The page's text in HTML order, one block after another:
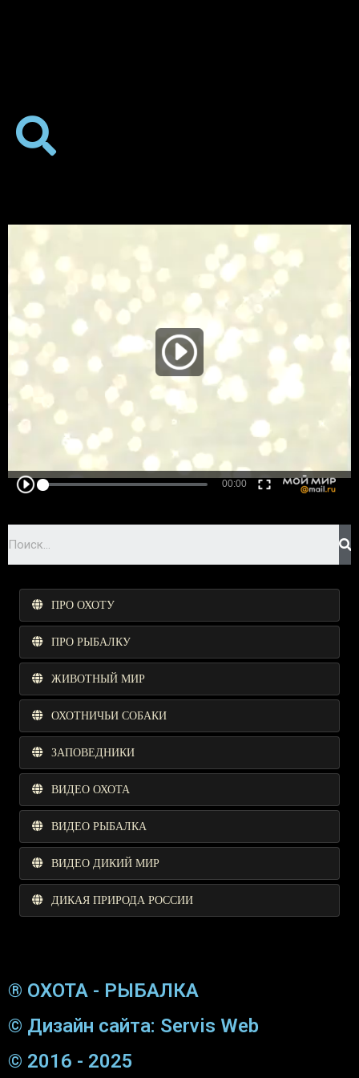
ПРО ОХОТУ
ПРО РЫБАЛКУ
ЖИВОТНЫЙ МИР
ОХОТНИЧЬИ СОБАКИ
ЗАПОВЕДНИКИ
ВИДЕО ОХОТА
ВИДЕО РЫБАЛКА
ВИДЕО ДИКИЙ МИР
ДИКАЯ ПРИРОДА РОССИИ
® ОХОТА - РЫБАЛКА
© Дизайн сайта: Servis Web
© 2016 - 2025